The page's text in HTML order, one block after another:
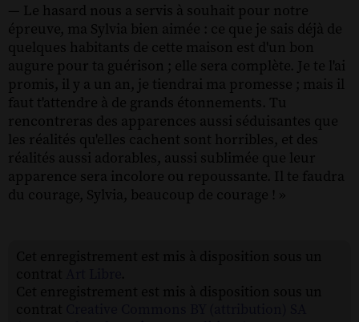
— Le hasard nous a servis à souhait pour notre
épreuve, ma Sylvia bien aimée : ce que je sais déjà de
quelques habitants de cette maison est d'un bon
augure pour ta guérison ; elle sera complète. Je te l'ai
promis, il y a un an, je tiendrai ma promesse ; mais il
faut t'attendre à de grands étonnements. Tu
rencontreras des apparences aussi séduisantes que
les réalités qu'elles cachent sont horribles, et des
réalités aussi adorables, aussi sublimée que leur
apparence sera incolore ou repoussante. Il te faudra
du courage, Sylvia, beaucoup de courage ! »